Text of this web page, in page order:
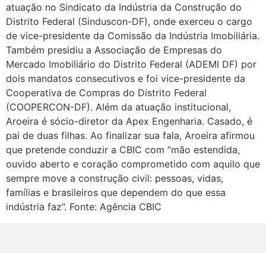
atuação no Sindicato da Indústria da Construção do
Distrito Federal (Sinduscon-DF), onde exerceu o cargo
de vice-presidente da Comissão da Indústria Imobiliária.
Também presidiu a Associação de Empresas do
Mercado Imobiliário do Distrito Federal (ADEMI DF) por
dois mandatos consecutivos e foi vice-presidente da
Cooperativa de Compras do Distrito Federal
(COOPERCON-DF). Além da atuação institucional,
Aroeira é sócio-diretor da Apex Engenharia. Casado, é
pai de duas filhas. Ao finalizar sua fala, Aroeira afirmou
que pretende conduzir a CBIC com “mão estendida,
ouvido aberto e coração comprometido com aquilo que
sempre move a construção civil: pessoas, vidas,
famílias e brasileiros que dependem do que essa
indústria faz”. Fonte: Agência CBIC